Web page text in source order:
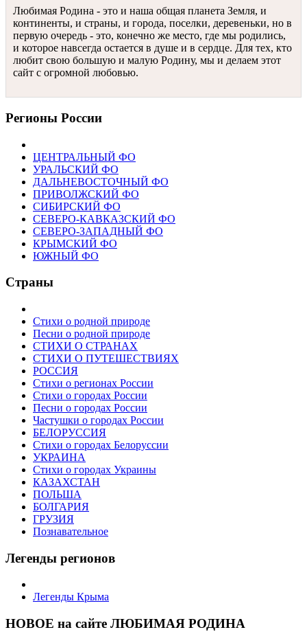
Любимая Родина - это и наша общая планета Земля, и
континенты, и страны, и города, поселки, деревеньки, но в
первую очередь - это, конечно же место, где мы родились,
и которое навсегда остается в душе и в сердце. Для тех, кто
любит свою большую и малую Родину, мы и делаем этот
сайт с огромной любовью.
Регионы России
ЦЕНТРАЛЬНЫЙ ФО
УРАЛЬСКИЙ ФО
ДАЛЬНЕВОСТОЧНЫЙ ФО
ПРИВОЛЖСКИЙ ФО
СИБИРСКИЙ ФО
СЕВЕРО-КАВКАЗСКИЙ ФО
СЕВЕРО-ЗАПАДНЫЙ ФО
КРЫМСКИЙ ФО
ЮЖНЫЙ ФО
Страны
Стихи о родной природе
Песни о родной природе
СТИХИ О СТРАНАХ
СТИХИ О ПУТЕШЕСТВИЯХ
РОССИЯ
Стихи о регионах России
Стихи о городах России
Песни о городах России
Частушки о городах России
БЕЛОРУССИЯ
Стихи о городах Белоруссии
УКРАИНА
Стихи о городах Украины
КАЗАХСТАН
ПОЛЬША
БОЛГАРИЯ
ГРУЗИЯ
Познавательное
Легенды регионов
Легенды Крыма
НОВОЕ на сайте ЛЮБИМАЯ РОДИНА